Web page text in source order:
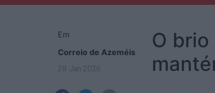
Em
Correio de Azeméis
O